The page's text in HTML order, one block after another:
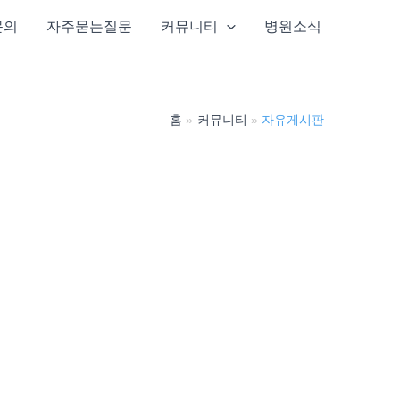
자주묻는질문 커뮤니티 병원소식
홈 커뮤니티 자유게시판